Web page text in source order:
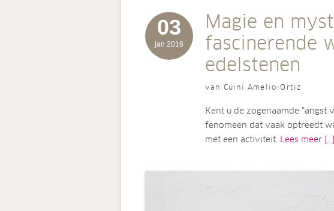
03
jan 2016
Magie en
fascinerende
edelstenen
van Cuini Amelio-Ortiz
Kent u de zogenaamde "angst
fenomeen dat vaak optreedt
met een activiteit. Lees meer [...]